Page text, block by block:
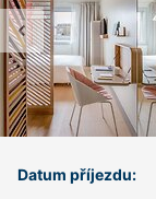
Datum příjezdu: